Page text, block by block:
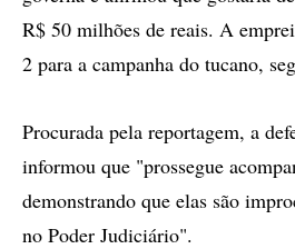
R$ 50 milhões de reais. A
2 para a campanha do tucano,
Procurada pela reportagem, a
informou que "prossegue
demonstrando que elas são
no Poder Judiciário".